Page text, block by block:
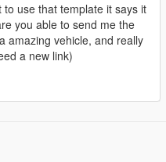
use that template it says it
you able to send me the
amazing vehicle, and really
a new link)